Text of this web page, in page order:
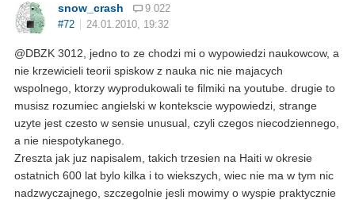
snow_crash
9 022
#72
24.01.2010, 19:32
@DBZK 3012, jedno to ze chodzi mi o wypowiedzi naukowcow, a
nie krzewicieli teorii spiskow z nauka nic nie majacych
wspolnego, ktorzy wyprodukowali te filmiki na youtube. drugie to
musisz rozumiec angielski w kontekscie wypowiedzi, strange
uzyte jest czesto w sensie unusual, czyli czegos niecodziennego,
a nie niespotykanego.
Zreszta jak juz napisalem, takich trzesien na Haiti w okresie
ostatnich 600 lat bylo kilka i to wiekszych, wiec nie ma w tym nic
nadzwyczajnego, szczegolnie jesli mowimy o wyspie praktycznie